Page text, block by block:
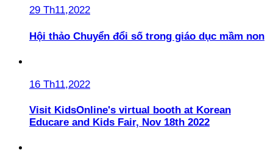
29 Th11,2022
Hội thảo Chuyển đổi số trong giáo dục mầm non
16 Th11,2022
Visit KidsOnline's virtual booth at Korean
Educare and Kids Fair, Nov 18th 2022